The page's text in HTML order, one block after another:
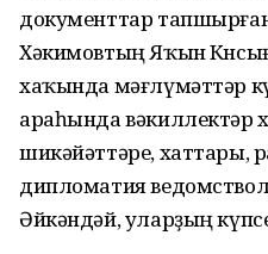
документтар
Хәкимовтың Яҡын
хаҡында мәғлүмәттәр
араһында вәкиллектәр
шикәйәттәре, хаттары,
дипломатия
Әйкәндәй, уларҙың